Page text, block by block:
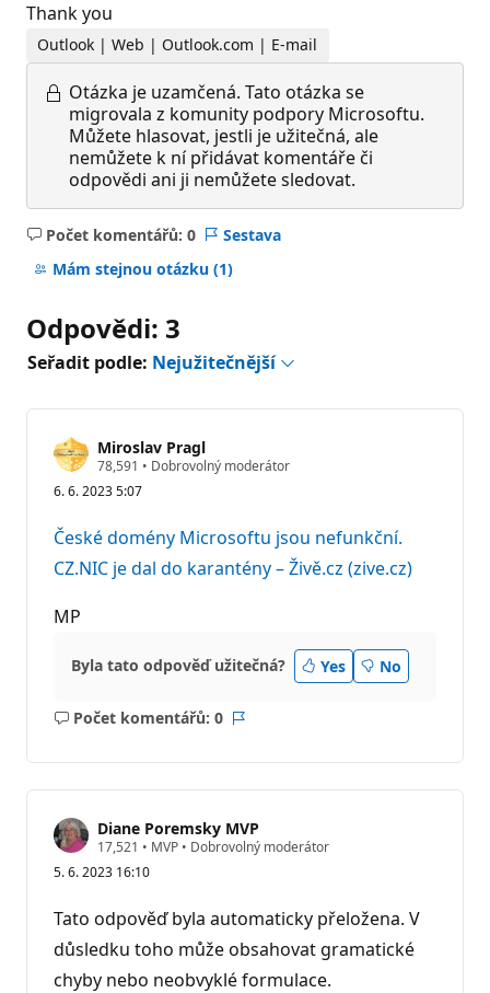
Thank you
Outlook | Web | Outlook.com | E-mail
Otázka je uzamčená. Tato otázka se
migrovala z komunity podpory Microsoftu.
Můžete hlasovat, jestli je užitečná, ale
nemůžete k ní přidávat komentáře či
odpovědi ani ji nemůžete sledovat.
Počet komentářů: 0
Žádné
komentáře
Sestava
Mám stejnou otázku (1)
Odpovědi: 3
Seřadit podle: Nejužitečnější
Miroslav Pragl
78,591 R
t
a
č
n
y
• Dobrovolný moderátor
6. 6. 2023 5:07
České domény Microsoftu jsou nefunkční.
CZ.NIC je dal do karantény – Živě.cz (zive.cz)
MP
Byla tato odpověď užitečná? Yes No
Počet komentářů: 0
Žádné
Diane Poremsky MVP
17,521 R
p
t
a
č
n
í
• MVP • Dobrovolný moderátor
5. 6. 2023 16:10
Tato odpověď byla automaticky přeložena. V
důsledku toho může obsahovat gramatické
chyby nebo neobvyklé formulace.